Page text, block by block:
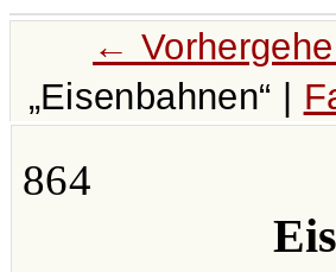
←
Eisenbahnen
|
864